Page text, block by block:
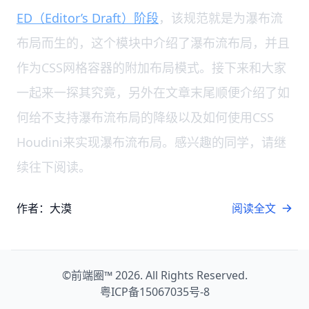
ED（Editor’s Draft）阶段，该规范就是为瀑布流
布局而生的，这个模块中介绍了瀑布流布局，并且
作为CSS网格容器的附加布局模式。接下来和大家
一起来一探其究竟，另外在文章末尾顺便介绍了如
何给不支持瀑布流布局的降级以及如何使用CSS
Houdini来实现瀑布流布局。感兴趣的同学，请继
续往下阅读。
作者：大漠 阅读全文
©前端圈™2026. All Rights Reserved.
粤ICP备15067035号-8